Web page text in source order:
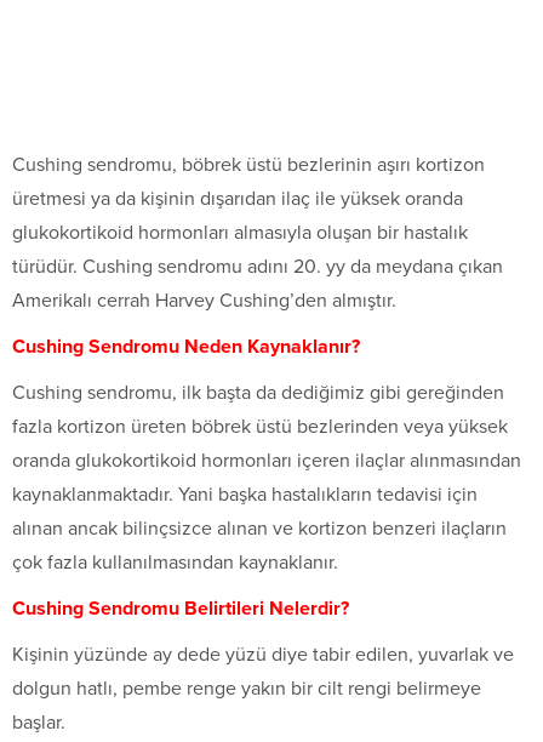
Cushing sendromu, böbrek üstü bezlerinin aşırı kortizon
üretmesi ya da kişinin dışarıdan ilaç ile yüksek oranda
glukokortikoid hormonları almasıyla oluşan bir hastalık
türüdür. Cushing sendromu adını 20. yy da meydana çıkan
Amerikalı cerrah Harvey Cushing’den almıştır.
Cushing Sendromu Neden Kaynaklanır?
Cushing sendromu, ilk başta da dediğimiz gibi gereğinden
fazla kortizon üreten böbrek üstü bezlerinden veya yüksek
oranda glukokortikoid hormonları içeren ilaçlar alınmasından
kaynaklanmaktadır. Yani başka hastalıkların tedavisi için
alınan ancak bilinçsizce alınan ve kortizon benzeri ilaçların
çok fazla kullanılmasından kaynaklanır.
Cushing Sendromu Belirtileri Nelerdir?
Kişinin yüzünde ay dede yüzü diye tabir edilen, yuvarlak ve
dolgun hatlı, pembe renge yakın bir cilt rengi belirmeye
başlar.